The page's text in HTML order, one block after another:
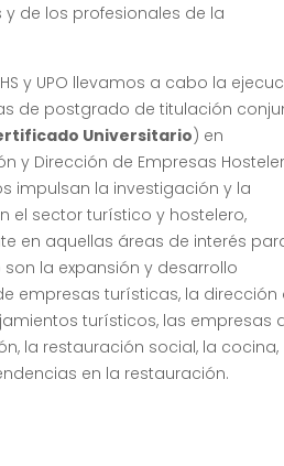
y de los profesionales de la
y UPO llevamos a cabo la
de postgrado de titulación
Universitario) en
y Dirección de Empresas
impulsan la investigación y la
el sector turístico y hostelero,
en aquellas áreas de interés
la expansión y desarrollo
empresas turísticas, la dirección
turísticos, las empresas
la restauración social, la cocina,
en la restauración.